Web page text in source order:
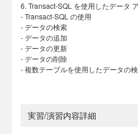
6. Transact-SQL を使用したデータ
- Transact-SQL の使用
- データの検索
- データの追加
- データの更新
- データの削除
- 複数テーブルを使用したデータの
実習/演習内容詳細